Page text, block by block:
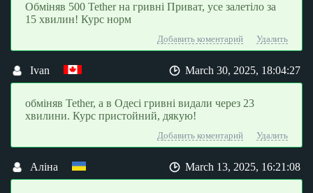
Обміняв 500 Tether на гривні Приват, усе залетіло за
15 хвилин! Курс норм
Добавить коментарий Удалить
Ivan March 30, 2025, 18:04:27
обміняв Tether, а в Одесі гривні видали через 23
хвилини. Курс пристойний, дякую!
Добавить коментарий Удалить
Аліна March 13, 2025, 16:21:08